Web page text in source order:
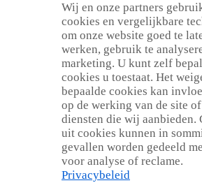
Wij en onze partners
cookies en vergelijkbare
om onze website goed te
werken, gebruik te
marketing. U kunt zelf
cookies u toestaat. Het
bepaalde cookies kan
op de werking van de site
diensten die wij aanbieden.
uit cookies kunnen in
gevallen worden gedeeld
voor analyse of reclame.
Privacybeleid